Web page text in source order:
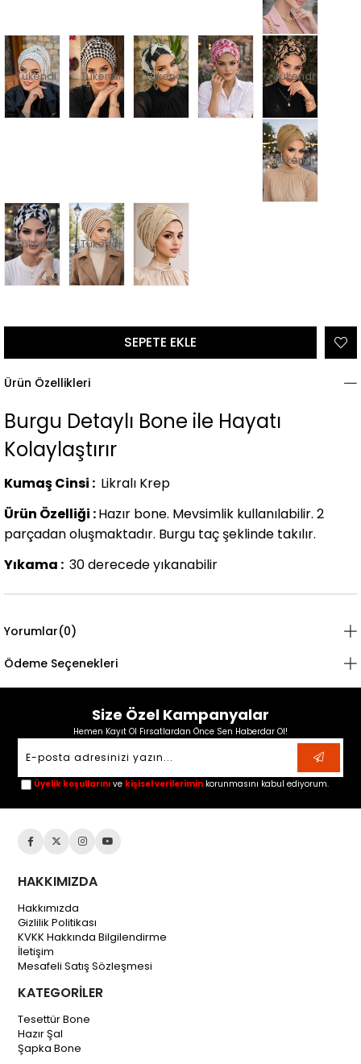
Tükendi Tükendi Tükendi Tükendi
Tükendi
Tükendi Tükendi
Ürün Özellikleri
Burgu Detaylı Bone ile Hayatı
Kolaylaştırır
Kumaş Cinsi : Likralı Krep
Ürün Özelliği :Hazır bone. Mevsimlik kullanılabilir. 2
parçadan oluşmaktadır. Burgu taç şeklinde takılır.
Yıkama : 30 derecede yıkanabilir
Yorumlar(0)
Ödeme Seçenekleri
Size Özel Kampanyalar
Hemen Kayıt Ol Fırsatlardan Önce Sen Haberdar Ol!
Üyelik koşullarını ve kişisel verilerimin korunmasını kabul ediyorum.
HAKKIMIZDA
Hakkımızda
Gizlilik Politikası
KVKK Hakkında Bilgilendirme
İletişim
Mesafeli Satış Sözleşmesi
KATEGORİLER
Tesettür Bone
Hazır Şal
Şapka Bone